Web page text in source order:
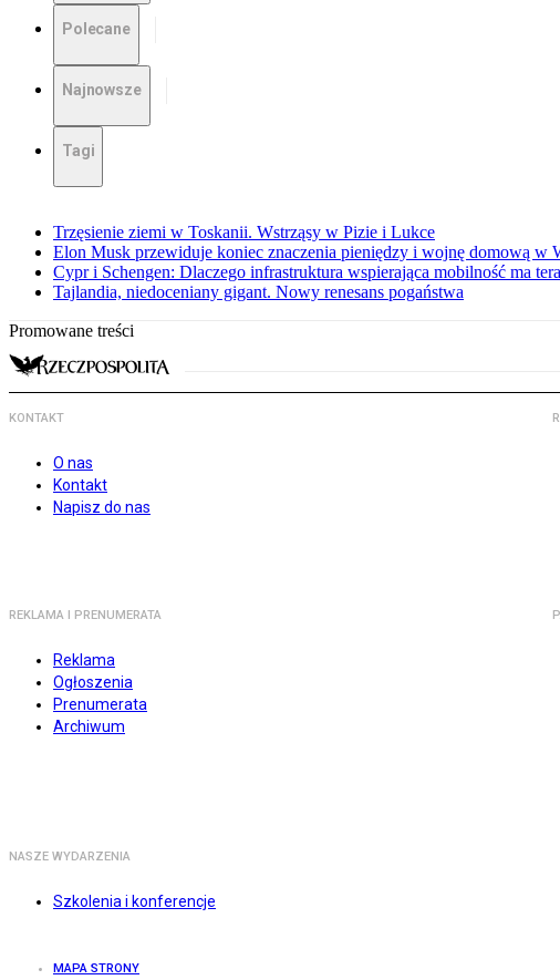
Polecane
Najnowsze
Tagi
Trzęsienie ziemi w Toskanii. Wstrząsy w Pizie i Lukce
Elon Musk przewiduje koniec znaczenia pieniędzy i wojnę domową w
Cypr i Schengen: Dlaczego infrastruktura wspierająca mobilność ma
Tajlandia, niedoceniany gigant. Nowy renesans pogaństwa
Promowane treści
KONTAKT
O nas
Kontakt
Napisz do nas
REKLAMA I PRENUMERATA
Reklama
Ogłoszenia
Prenumerata
Archiwum
NASZE WYDARZENIA
Szkolenia i konferencje
MAPA STRONY